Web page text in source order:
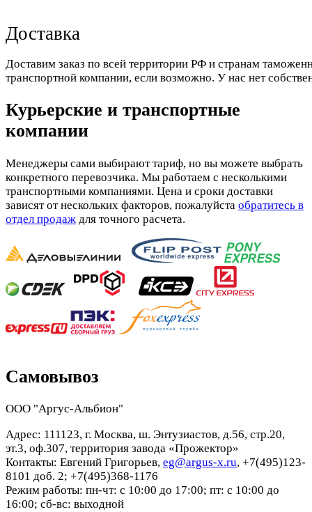
Доставка
Доставим заказ по всей территории РФ и странам
транспортной компании, если возможно. У нас нет
Курьерские и транспортные
компании
Менеджеры сами выбирают тариф, но вы можете выбрать
конкретного перевозчика. Мы работаем с несколькими
транспортными компаниями. Цена и сроки доставки
зависят от нескольких факторов, пожалуйста обратитесь в
отдел продаж для точного расчета.
Самовывоз
ООО "Аргус-Альбион"
Адрес: 111123, г. Москва, ш. Энтузиастов, д.56, стр.20,
эт.3, оф.307, территория завода «Прожектор»
Контакты: Евгений Григорьев, eg@argus-x.ru, +7(495)123-
8101 доб. 2; +7(495)368-1176
Режим работы: пн-чт: с 10:00 до 17:00; пт: с 10:00 до
16:00; сб-вс: выходной